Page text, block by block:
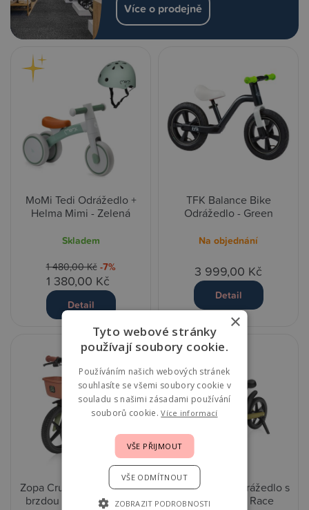
Více o prodejně
MoMi Tedi Odrážedlo +
Helma Mimi - Zelená
Skladem
1 480,00 Kč -7%
1 380,00 Kč
Detail
TFK Balance Bike
Odrážedlo - Green
Na objednání
3 999,00 Kč
Detail
Zopa Cruiser Odrážedlo s
brzdou - District Brown
Zopa Cruiser Odrážedlo s
brzdou - Kodi Race
×
Tyto webové stránky
používají soubory cookie.
Používáním našich webových stránek
souhlasíte se všemi soubory cookie v
souladu s našimi zásadami používání
souborů cookie.Více informací
VŠE PŘIJMOUT
VŠE ODMÍTNOUT
ZOBRAZIT PODROBNOSTI